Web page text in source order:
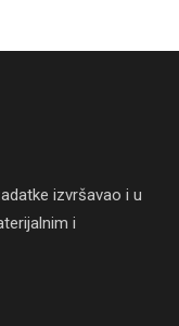
izvršavao i u
i